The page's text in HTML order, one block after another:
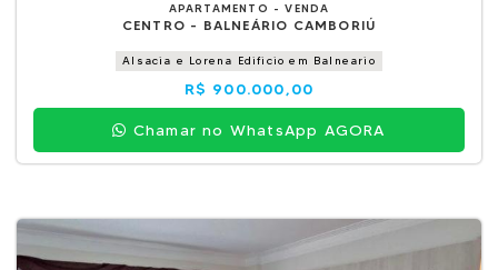
APARTAMENTO - VENDA
CENTRO - BALNEÁRIO CAMBORIÚ
Alsacia e Lorena Edificio em Balneario
R$ 900.000,00
Chamar no WhatsApp AGORA